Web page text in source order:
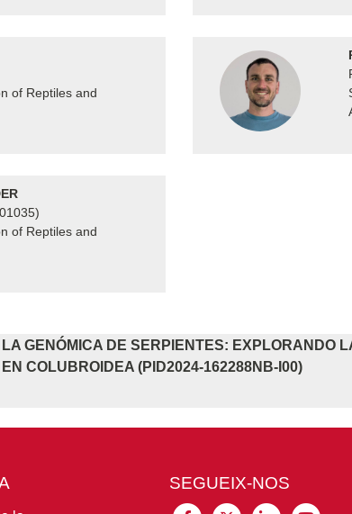
of Reptiles and
of Reptiles and
GENÓMICA DE SERPIENTES: EXPLORANDO
COLUBROIDEA (PID2024-162288NB-I00)
SEGUEIX-NOS